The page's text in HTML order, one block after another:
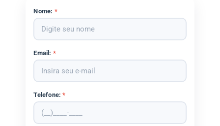
Nome: *
Email: *
Telefone:*